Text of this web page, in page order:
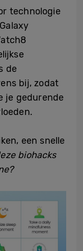
technologie
de
bij, zodat
je gedurende
een snelle
biohacks